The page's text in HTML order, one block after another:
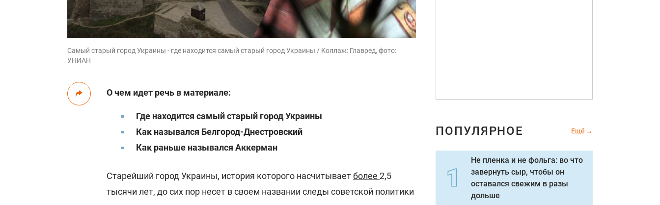
Самый старый город Украины - где находится самый старый город Украины / Коллаж: Главред, фото:
УНИАН
О чем идет речь в материале:
Где находится самый старый город Украины
Как назывался Белгород-Днестровский
Как раньше назывался Аккерман
Старейший город Украины, история которого насчитываетболее 2,5
тысячи лет, до сих пор несет в своем названии следы советской политики
ПОПУЛЯРНОЕ Ещё
Не пленка и не фольга: во что
завернуть сыр, чтобы он
оставался свежим в разы
дольше